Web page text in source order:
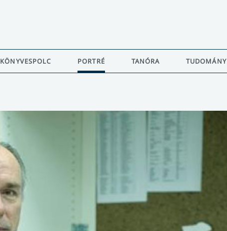
KÖNYVESPOLC PORTRÉ TANÓRA TUDOMÁNY